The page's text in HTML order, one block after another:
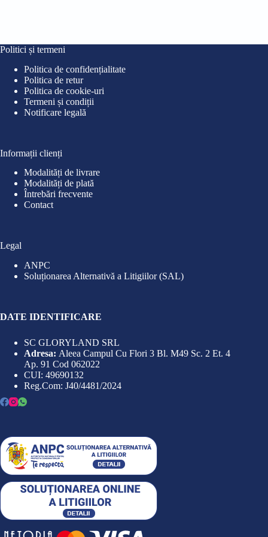
Politici și termeni
Politica de confidențialitate
Politica de retur
Politica de cookie-uri
Termeni și condiții
Notificare legală
Informații clienți
Modalități de livrare
Modalități de plată
Întrebări frecvente
Contact
Legal
ANPC
Soluționarea Alternativă a Litigiilor (SAL)
DATE IDENTIFICARE
SC GLORYLAND SRL
Adresa: Aleea Campul Cu Flori 3 Bl. M49 Sc. 2 Et. 4
Ap. 91 Cod 062022
CUI: 49690132
Reg.Com: J40/4481/2024